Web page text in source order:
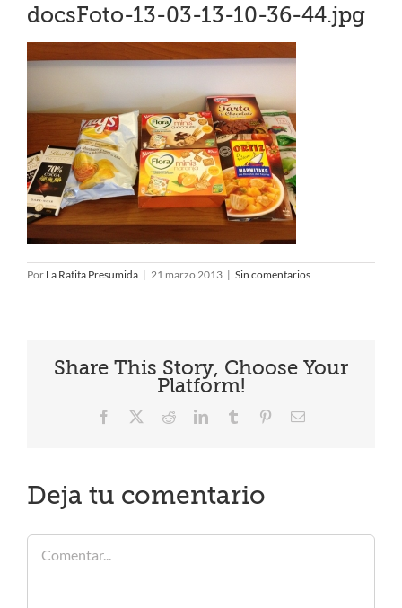
docsFoto-13-03-13-10-36-44.jpg
Por La Ratita Presumida | 21 marzo 2013 | Sin comentarios
Share This Story, Choose Your
Platform!
Facebook RedditLinkedInTumblr PinterestCorreo
Deja tu comentario
Comentar